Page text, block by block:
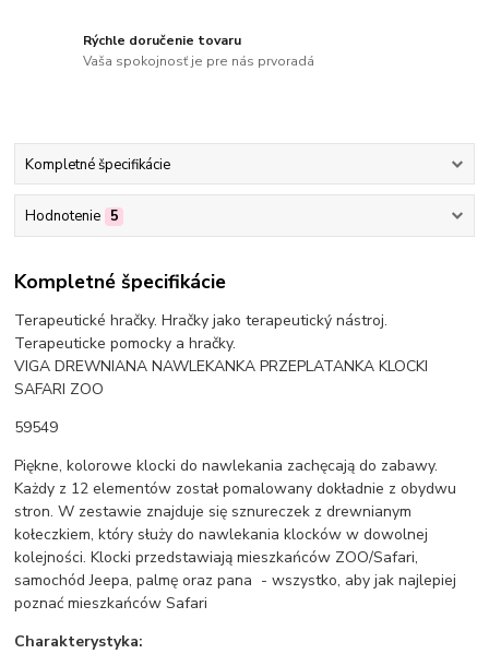
Rýchle doručenie tovaru
Vaša spokojnosť je pre nás prvoradá
Kompletné špecifikácie
Hodnotenie 5
Kompletné špecifikácie
Terapeutické hračky. Hračky jako terapeutický nástroj.
Terapeuticke pomocky a hračky.
VIGA DREWNIANA NAWLEKANKA PRZEPLATANKA KLOCKI
SAFARI ZOO
59549
Piękne, kolorowe klocki do nawlekania zachęcają do zabawy.
Każdy z 12 elementów został pomalowany dokładnie z obydwu
stron. W zestawie znajduje się sznureczek z drewnianym
kołeczkiem, który służy do nawlekania klocków w dowolnej
kolejności. Klocki przedstawiają mieszkańców ZOO/Safari,
samochód Jeepa, palmę oraz pana - wszystko, aby jak najlepiej
poznać mieszkańców Safari
Charakterystyka: